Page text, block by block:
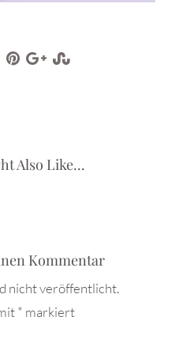
Also Like...
Kommentar
nicht veröffentlicht.
* markiert